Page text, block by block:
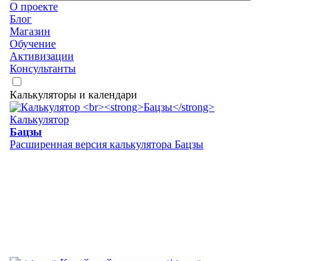
О проекте
Блог
Магазин
Обучение
Активизации
Консультанты
Калькуляторы и календари
Калькулятор
Бацзы
Расширенная версия калькулятора Бацзы